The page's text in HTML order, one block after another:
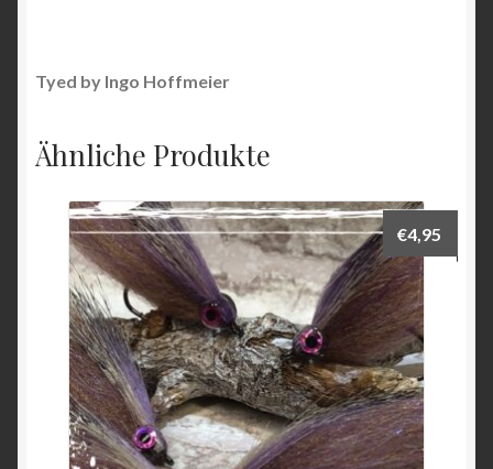
Tyed by Ingo Hoffmeier
Ähnliche Produkte
€4,95